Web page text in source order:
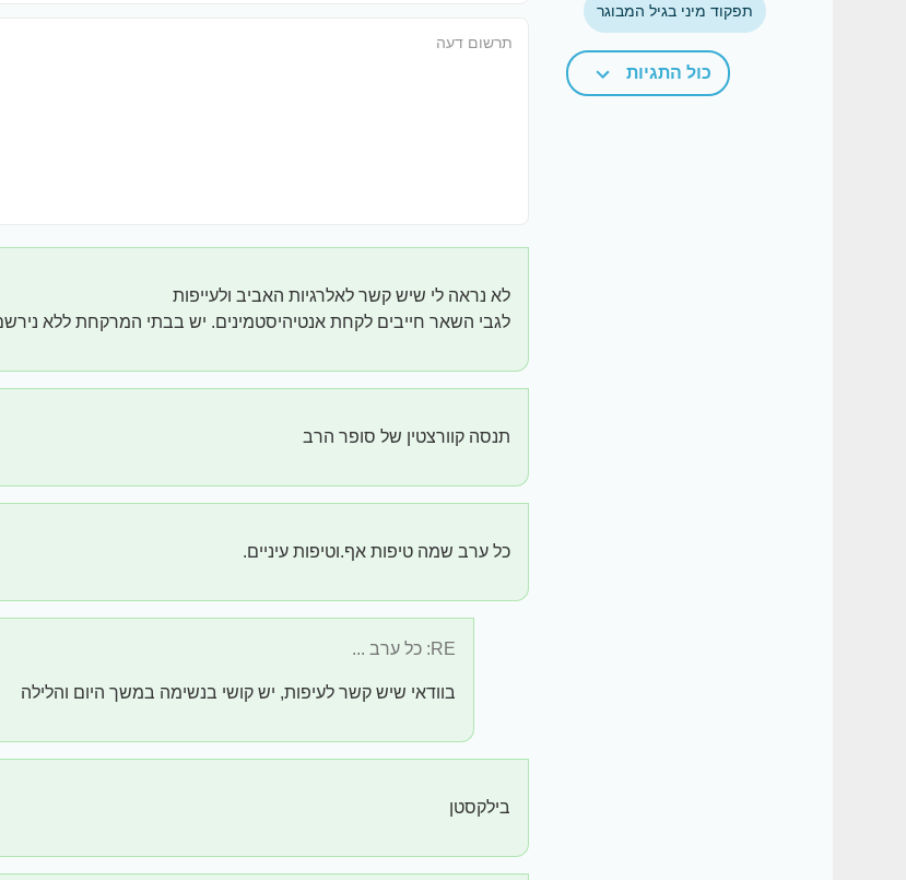
תפקוד מיני בגיל המבוגר
כול התגיות
לא נראה לי שיש קשר לאלרגיות האביב ולעייפות
לגבי השאר חייבים לקחת אנטיהיסטמינים. יש בבתי המרקחת ללא
תנסה קוורצטין של סופר הרב
כל ערב שמה טיפות אף.וטיפות עיניים.
RE: כל ערב ...
בוודאי שיש קשר לעיפות, יש קושי בנשימה במשך היום והלילה
בילקסטן